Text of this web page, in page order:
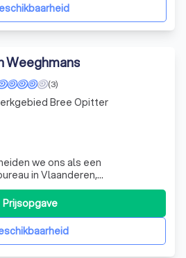
Weeghmans
(3)
we ons als een
in Vlaanderen,
scala aan diensten voor de
expertise omvat EPC-
blowerdoortests voor
asbestinventarisa
Prijsopgave
Bree Opitter